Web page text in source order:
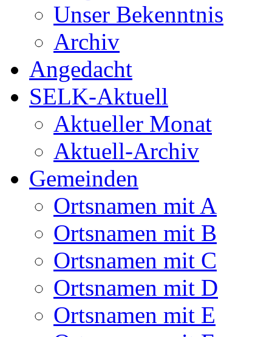
Unser Bekenntnis
Archiv
Angedacht
SELK-Aktuell
Aktueller Monat
Aktuell-Archiv
Gemeinden
Ortsnamen mit A
Ortsnamen mit B
Ortsnamen mit C
Ortsnamen mit D
Ortsnamen mit E